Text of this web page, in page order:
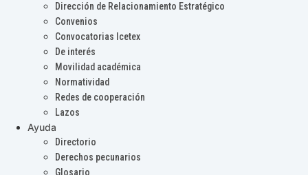
Dirección de Relacionamiento Estratégico
Convenios
Convocatorias Icetex
De interés
Movilidad académica
Normatividad
Redes de cooperación
Lazos
Ayuda
Directorio
Derechos pecunarios
Glosario